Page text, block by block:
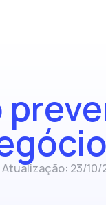
Atualização: 23/10/